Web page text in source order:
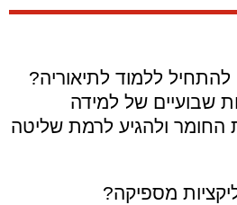
ללמוד לתיאוריה?
שבועיים של למידה
החומר ולהגיע לרמת שליטה
מספיקה?